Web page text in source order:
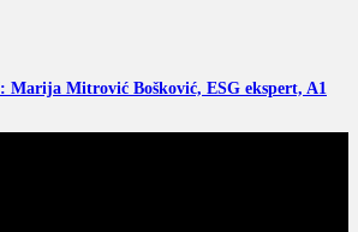
Marija Mitrović Bošković, ESG ekspert, A1